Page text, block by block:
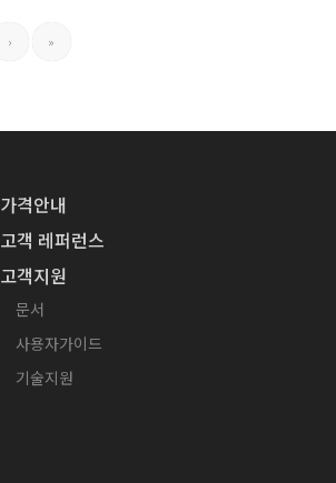
› »
가격안내
고객 레퍼런스
고객지원
문서
사용자가이드
기술지원